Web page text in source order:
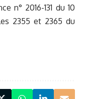
n° 2016-131 du 10
2355 et 2365 du